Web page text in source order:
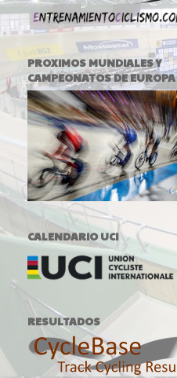
PROXIMOS MUNDIALES Y
CAMPEONATOS DE EUROPA
CALENDARIO UCI
RESULTADOS